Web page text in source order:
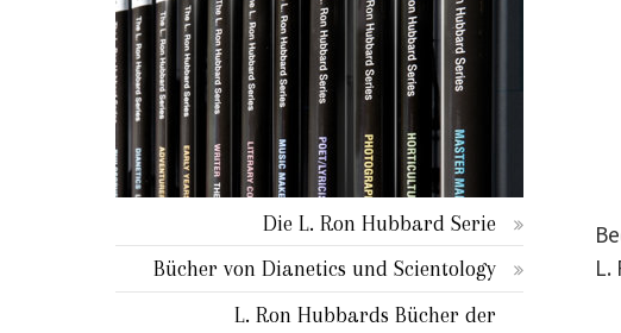
Die L. Ron Hubbard Serie
Bücher von Dianetics und Scientology
L. Ron Hubbards Bücher der
L.